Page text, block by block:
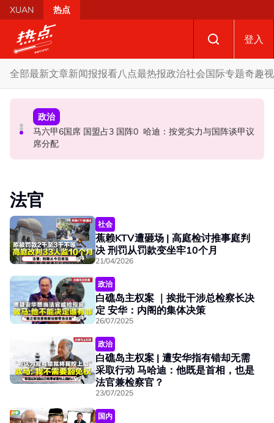
Skip to main content
XUAN 热点
登入
全部最新文章新闻报报看八点最热报政治社会国际专题奇趣
政治
登州土团党爆出走潮 哈迪公开“挖角”：欢迎退党领袖加入
伊党
社会
若健康允许827将如期上庭 律师：沙比里希望通过法律证
明清白
政治
马六甲6国席 国盟占3 国阵0 哈迪：按党实力与国阵谈甲议
席分配
法官
社会
蕉赖KTV遭砸场 | 高庭检讨推事庭判
决 刑罚从罚款变坐牢10个月
21/04/2026
政治
白礁岛主权案 ｜挨批干涉总检察长决
定 安华：内阁的集体决策
26/07/2025
政治
白礁岛主权案 | 遭安华指有错却无需
采取行动 马哈迪：他既是首相，也是
法官兼检察官？
23/07/2025
国内